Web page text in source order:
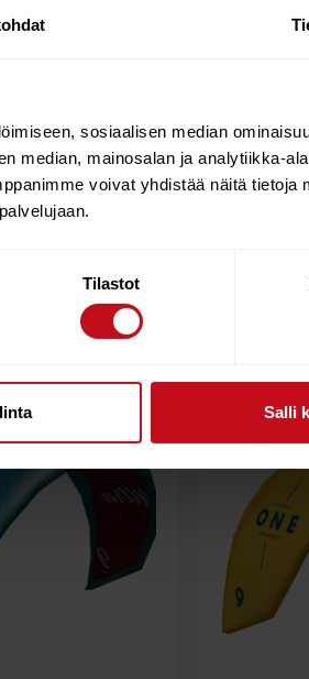
sosiaalisen median
median, mainosalan ja analytiikka-
voivat yhdistää näitä tietoja
Tilastot
Salli